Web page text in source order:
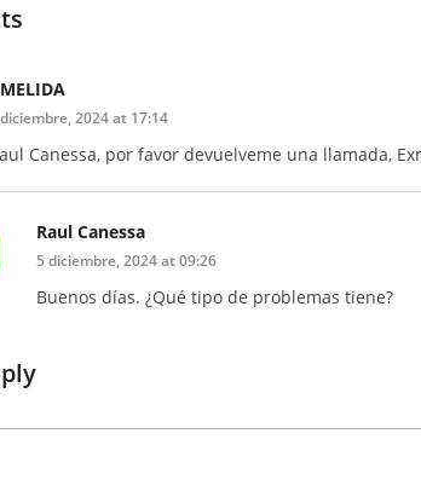
2024 at 17:14
Canessa, por favor devuelveme una llamada,
Raul Canessa
5 diciembre, 2024 at 09:26
Buenos días. ¿Qué tipo de problemas tiene?